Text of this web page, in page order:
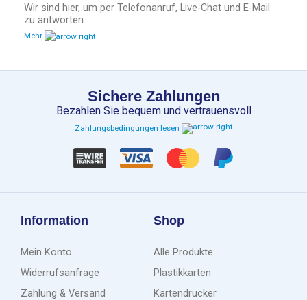
Wir sind hier, um per Telefonanruf, Live-Chat und E-Mail
zu antworten.
Mehr
Sichere Zahlungen
Bezahlen Sie bequem und vertrauensvoll
Zahlungsbedingungen lesen
Information
Mein Konto
Widerrufsanfrage
Zahlung & Versand
Shop
Alle Produkte
Plastikkarten
Kartendrucker